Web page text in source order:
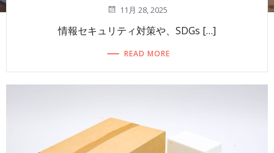
11月 28, 2025
情報セキュリティ対策や、SDGs […]
READ MORE